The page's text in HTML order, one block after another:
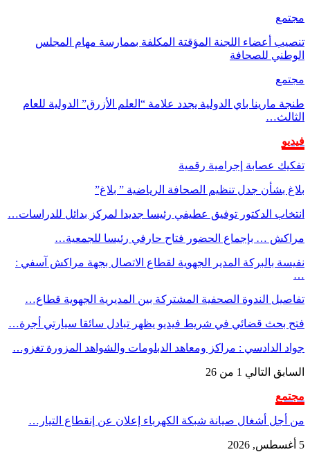
مجتمع
تنصيب أعضاء اللجنة المؤقتة المكلفة بممارسة مهام المجلس
الوطني للصحافة
مجتمع
طنجة مارينا باي الدولية يجدد علامة “العلم الأزرق” الدولية للعام
الثالث…
فيديو
تفكيك عصابة إجرامية رقمية
بلاغ بشأن جدل تنظيم الصحافة الرياضية ” بلاغ”
انتخاب الدكتور توفيق عطيفي رئيسا جديدا لمركز بدائل للدراسات…
مراكش … بإجماع الحضور فتاح حارفي رئيسا للجمعية…
نفيسة بالبركة المدير الجهوية لقطاع الاتصال بجهة مراكش آسفي :
…
تفاصيل الندوة الصحفية المشتركة بين المديرية الجهوية قطاع…
فتح بحث قضائي في شريط فيديو يظهر تبادل سائقا سيارتي أجرة…
جواد الدادسي : مراكز ومعاهد الدبلومات والشواهد المزورة تغزو…
السابق التالي 1 من 26
مجتمع
من أجل أشغال صيانة شبكة الكهرباء إعلان عن إنقطاع التيار…
5 أغسطس, 2026